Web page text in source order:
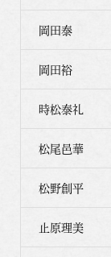
岡田泰
岡田裕
時松泰礼
松尾邑華
松野創平
止原理美